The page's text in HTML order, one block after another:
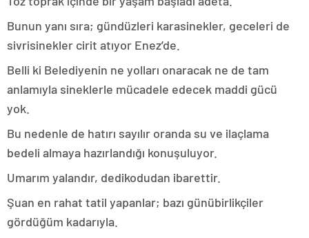
Bunun yanı sıra; gündüzleri karasinekler, geceleri de
sivrisinekler cirit atıyor Enez’de.
Belli ki Belediyenin ne yolları onaracak ne de tam
anlamıyla sineklerle mücadele edecek maddi gücü
yok.
Bu nedenle de hatırı sayılır oranda su ve ilaçlama
bedeli almaya hazırlandığı konuşuluyor.
Umarım yalandır, dedikodudan ibarettir.
Şuan en rahat tatil yapanlar; bazı günübirlikçiler
gördüğüm kadarıyla.